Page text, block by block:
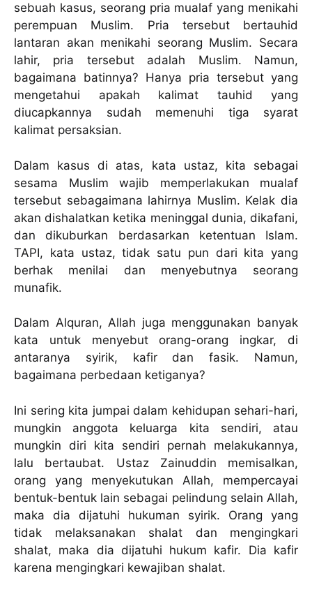
sebuah kasus, seorang pria mualaf yang menikahi
perempuan Muslim. Pria tersebut bertauhid
lantaran akan menikahi seorang Muslim. Secara
lahir, pria tersebut adalah Muslim. Namun,
bagaimana batinnya? Hanya pria tersebut yang
mengetahui apakah kalimat tauhid yang
diucapkannya sudah memenuhi tiga syarat
kalimat persaksian.
Dalam kasus di atas, kata ustaz, kita sebagai
sesama Muslim wajib memperlakukan mualaf
tersebut sebagaimana lahirnya Muslim. Kelak dia
akan dishalatkan ketika meninggal dunia, dikafani,
dan dikuburkan berdasarkan ketentuan Islam.
TAPI, kata ustaz, tidak satu pun dari kita yang
berhak menilai dan menyebutnya seorang
munafik.
Dalam Alquran, Allah juga menggunakan banyak
kata untuk menyebut orang-orang ingkar, di
antaranya syirik, kafir dan fasik. Namun,
bagaimana perbedaan ketiganya?
Ini sering kita jumpai dalam kehidupan sehari-hari,
mungkin anggota keluarga kita sendiri, atau
mungkin diri kita sendiri pernah melakukannya,
lalu bertaubat. Ustaz Zainuddin memisalkan,
orang yang menyekutukan Allah, mempercayai
bentuk-bentuk lain sebagai pelindung selain Allah,
maka dia dijatuhi hukuman syirik. Orang yang
tidak melaksanakan shalat dan mengingkari
shalat, maka dia dijatuhi hukum kafir. Dia kafir
karena mengingkari kewajiban shalat.